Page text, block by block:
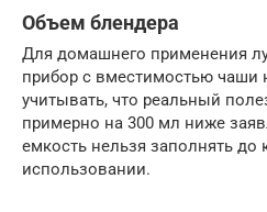
Объем блендера
Для домашнего применения
прибор с вместимостью чаши
учитывать, что реальный
примерно на 300 мл ниже
емкость нельзя заполнять до
использовании.